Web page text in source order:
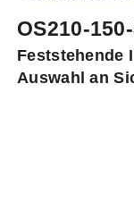
OS210-
Feststehende
Auswahl an